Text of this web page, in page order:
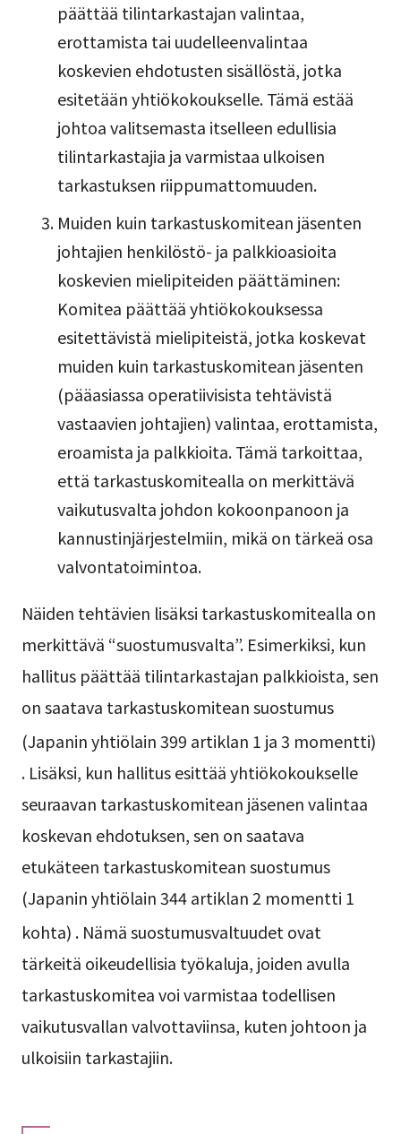
päättää tilintarkastajan valintaa,
erottamista tai uudelleenvalintaa
koskevien ehdotusten sisällöstä, jotka
esitetään yhtiökokoukselle. Tämä estää
johtoa valitsemasta itselleen edullisia
tilintarkastajia ja varmistaa ulkoisen
tarkastuksen riippumattomuuden.
Muiden kuin tarkastuskomitean jäsenten
johtajien henkilöstö- ja palkkioasioita
koskevien mielipiteiden päättäminen:
Komitea päättää yhtiökokouksessa
esitettävistä mielipiteistä, jotka koskevat
muiden kuin tarkastuskomitean jäsenten
(pääasiassa operatiivisista tehtävistä
vastaavien johtajien) valintaa, erottamista,
eroamista ja palkkioita. Tämä tarkoittaa,
että tarkastuskomitealla on merkittävä
vaikutusvalta johdon kokoonpanoon ja
kannustinjärjestelmiin, mikä on tärkeä osa
valvontatoimintoa.
Näiden tehtävien lisäksi tarkastuskomitealla on
merkittävä “suostumusvalta”. Esimerkiksi, kun
hallitus päättää tilintarkastajan palkkioista, sen
on saatava tarkastuskomitean suostumus
(Japanin yhtiölain 399 artiklan 1 ja 3 momentti)
. Lisäksi, kun hallitus esittää yhtiökokoukselle
seuraavan tarkastuskomitean jäsenen valintaa
koskevan ehdotuksen, sen on saatava
etukäteen tarkastuskomitean suostumus
(Japanin yhtiölain 344 artiklan 2 momentti 1
kohta) . Nämä suostumusvaltuudet ovat
tärkeitä oikeudellisia työkaluja, joiden avulla
tarkastuskomitea voi varmistaa todellisen
vaikutusvallan valvottaviinsa, kuten johtoon ja
ulkoisiin tarkastajiin.